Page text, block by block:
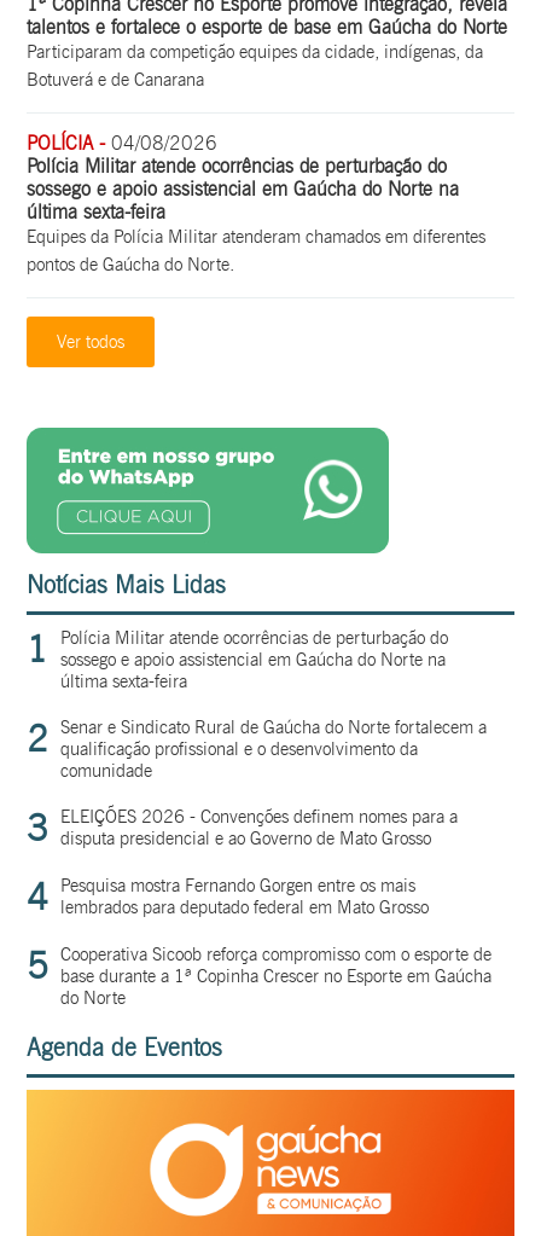
talentos e fortalece o esporte de base em Gaúcha do Norte
Participaram da competição equipes da cidade, indígenas, da
Botuverá e de Canarana
POLÍCIA -04/08/2026
Polícia Militar atende ocorrências de perturbação do
sossego e apoio assistencial em Gaúcha do Norte na
última sexta-feira
Equipes da Polícia Militar atenderam chamados em diferentes
pontos de Gaúcha do Norte.
Ver todos
Notícias Mais Lidas
1
Polícia Militar atende ocorrências de perturbação do
sossego e apoio assistencial em Gaúcha do Norte na
última sexta-feira
2
Senar e Sindicato Rural de Gaúcha do Norte fortalecem a
qualificação profissional e o desenvolvimento da
comunidade
3
ELEIÇÕES 2026 - Convenções definem nomes para a
disputa presidencial e ao Governo de Mato Grosso
4
Pesquisa mostra Fernando Gorgen entre os mais
lembrados para deputado federal em Mato Grosso
5 Cooperativa Sicoob reforça compromisso com o esporte de
base durante a 1ª Copinha Crescer no Esporte em Gaúcha
do Norte
Agenda de Eventos